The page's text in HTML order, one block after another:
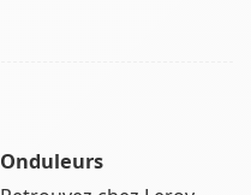
Onduleurs